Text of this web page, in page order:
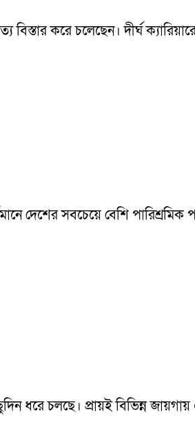
করে চলেছেন। দীর্ঘ
দেশের সবচেয়ে বেশি পারিশ্রমিক
ধরে চলছে। প্রায়ই বিভিন্ন